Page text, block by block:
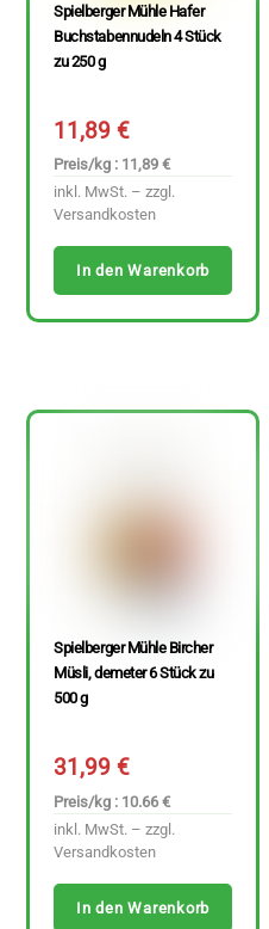
Spielberger Mühle Hafer
Buchstabennudeln 4 Stück
zu 250 g
11,89€
Preis/kg : 11,89 €
inkl. MwSt. – zzgl.
Versandkosten
In den Warenkorb
Spielberger Mühle Bircher
Müsli, demeter 6 Stück zu
500 g
31,99€
Preis/kg : 10.66 €
inkl. MwSt. – zzgl.
Versandkosten
In den Warenkorb